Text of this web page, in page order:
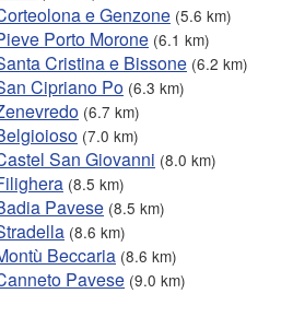
e Genzone (5.6 km)
Porto Morone (6.1 km)
Cristina e Bissone (6.2 km)
Cipriano Po (6.3 km)
(6.7 km)
(7.0 km)
San Giovanni (8.0 km)
(8.5 km)
Pavese (8.5 km)
(8.6 km)
Beccaria (8.6 km)
Pavese (9.0 km)